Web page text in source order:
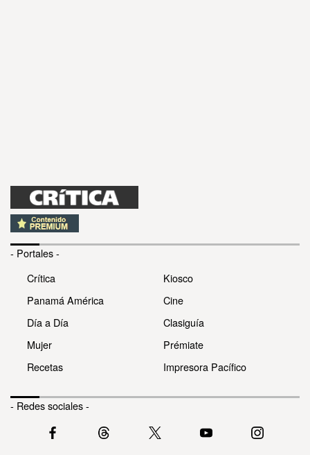
- Portales -
Crítica
Panamá América
Día a Día
Mujer
Recetas
Kiosco
Cine
Clasiguía
Prémiate
Impresora Pacífico
- Redes sociales -